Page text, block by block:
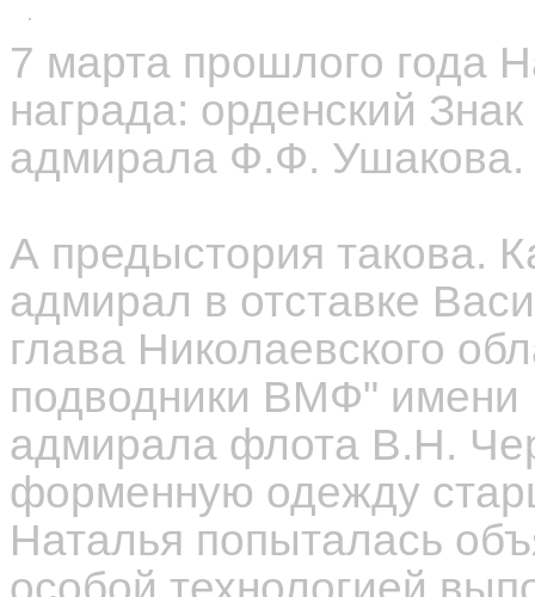
7 марта прошлого года
награда: орденский
адмирала Ф.Ф. Ушакова.
А предыстория такова.
адмирал в отставке
глава Николаевского
подводники ВМФ" имени
адмирала флота В.Н.
форменную одежду
Наталья попыталась